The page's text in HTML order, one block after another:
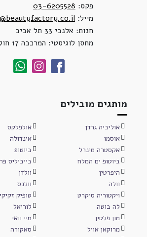
פקס: 03-6205528
מייל:
חנות: אלנבי 33 תל אביב
מחסן לוגיסטי: המרכבה 17 חולון
מותגים מובילים
אוליביה גרדן
אולפלקס
אוסמו
אינדולה
אקסטרה מינרל
ביוטופ
ביוטופ ים המלח
בייביליס
היפרטין
וולדן
וולה
וולנס
ויקטוריה סיקרט
טופיק
לה בוטה
לוריאל
מון פלטין
מיי וואי
מרוקאן אויל
סאקורה